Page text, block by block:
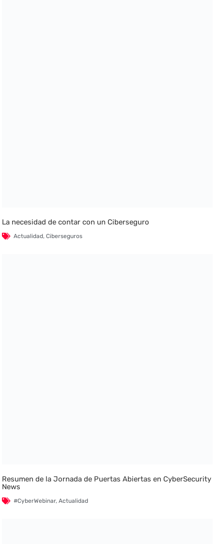
La necesidad de contar con un Ciberseguro
Actualidad,Ciberseguros
Resumen de la Jornada de Puertas Abiertas en CyberSecurity
News
#CyberWebinar,Actualidad